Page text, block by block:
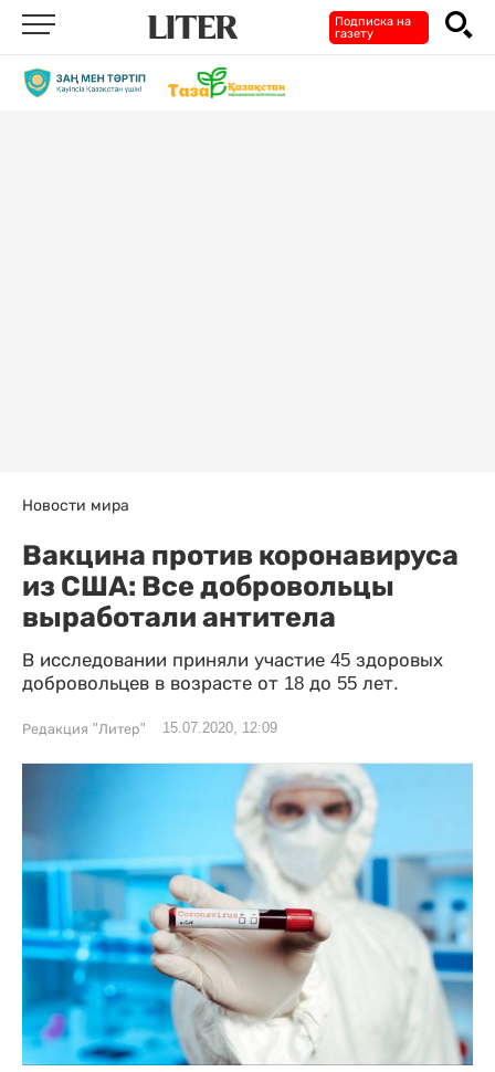
Подписка на
газету
Новости мира
Вакцина против коронавируса
из США: Все добровольцы
выработали антитела
В исследовании приняли участие 45 здоровых
добровольцев в возрасте от 18 до 55 лет.
Редакция "Литер" 15.07.2020, 12:09